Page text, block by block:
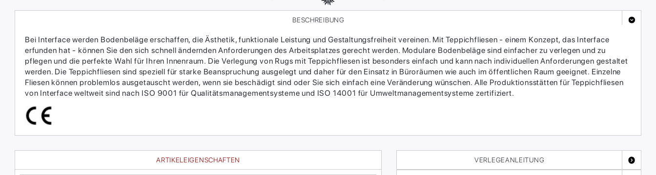
ARTIKELEIGENSCHAFTEN
BESCHREIBUNG
Bei Interface werden Bodenbeläge erschaffen, die Ästhetik, funktionale Leistung und Gestaltungsfreiheit vereinen. Mit Teppichfliesen - einem Konzept, das Interface
erfunden hat - können Sie den sich schnell ändernden Anforderungen des Arbeitsplatzes gerecht werden. Modulare Bodenbeläge sind einfacher zu verlegen und zu
pflegen und die perfekte Wahl für Ihren Innenraum.​ Die Verlegung von Rugs mit Teppichfliesen ist besonders einfach und kann nach individuellen Anforderungen gestaltet
werden.​ Die Teppichfliesen sind speziell für starke Beanspruchung ausgelegt und daher für den Einsatz in Büroräumen wie auch im öffentlichen Raum geeignet. Einzelne
Fliesen können problemlos ausgetauscht werden, wenn sie beschädigt sind oder Sie sich einfach eine Veränderung wünschen. Alle Produktionsstätten für Teppichfliesen
von Interface weltweit sind nach ISO 9001 für Qualitätsmanagementsysteme und ISO 14001 für Umweltmanagementsysteme zertifiziert.
VERLEGEANLEITUNG